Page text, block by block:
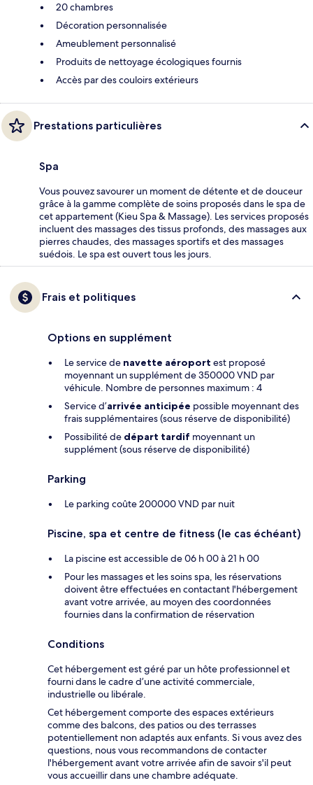
20 chambres
Décoration personnalisée
Ameublement personnalisé
Produits de nettoyage écologiques fournis
Accès par des couloirs extérieurs
Prestations particulières
Spa
Vous pouvez savourer un moment de détente et de douceur
grâce à la gamme complète de soins proposés dans le spa de
cet appartement (Kieu Spa & Massage). Les services proposés
incluent des massages des tissus profonds, des massages aux
pierres chaudes, des massages sportifs et des massages
suédois. Le spa est ouvert tous les jours.
Frais et politiques
Options en supplément
Le service de navette aéroport est proposé
moyennant un supplément de 350000 VND par
véhicule. Nombre de personnes maximum : 4
Service d’arrivée anticipée possible moyennant des
frais supplémentaires (sous réserve de disponibilité)
Possibilité de départ tardif moyennant un
supplément (sous réserve de disponibilité)
Parking
Le parking coûte 200000 VND par nuit
Piscine, spa et centre de fitness (le cas échéant)
La piscine est accessible de 06 h 00 à 21 h 00
Pour les massages et les soins spa, les réservations
doivent être effectuées en contactant l'hébergement
avant votre arrivée, au moyen des coordonnées
fournies dans la confirmation de réservation
Conditions
Cet hébergement est géré par un hôte professionnel et
fourni dans le cadre d’une activité commerciale,
industrielle ou libérale.
Cet hébergement comporte des espaces extérieurs
comme des balcons, des patios ou des terrasses
potentiellement non adaptés aux enfants. Si vous avez des
questions, nous vous recommandons de contacter
l'hébergement avant votre arrivée afin de savoir s'il peut
vous accueillir dans une chambre adéquate.